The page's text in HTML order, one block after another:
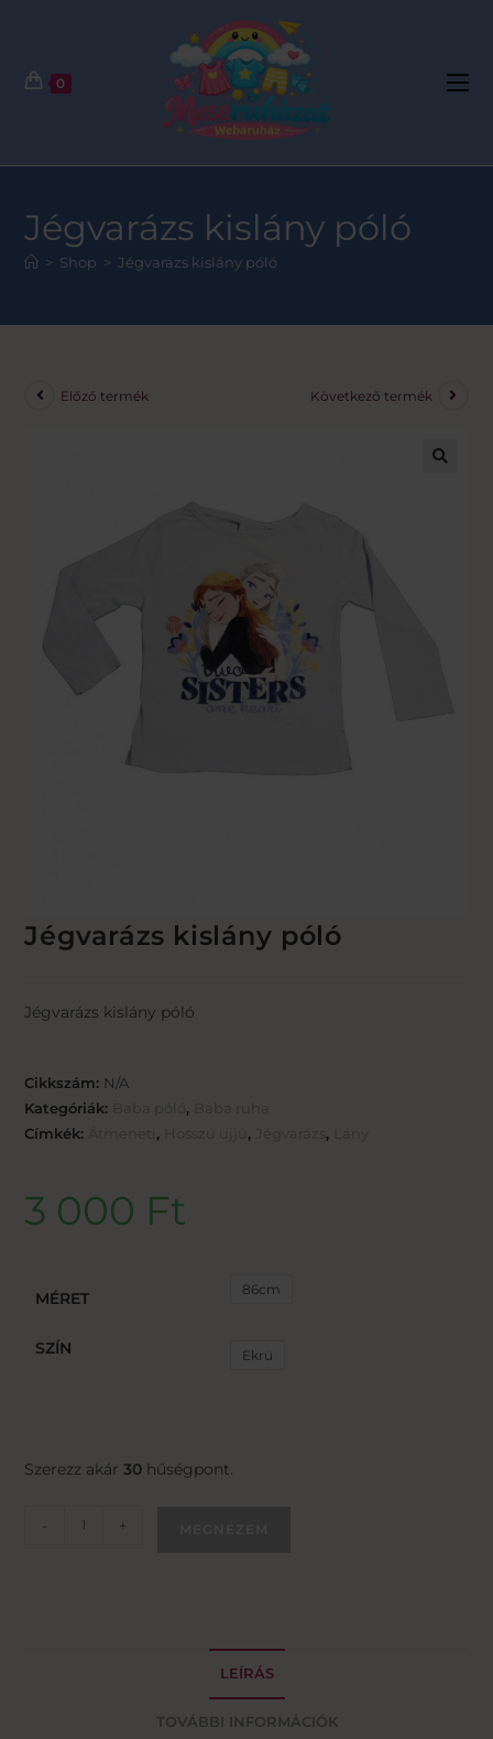
0
Jégvarázs kislány póló
> Shop > Jégvarázs kislány póló
Előző termék Következő termék
Jégvarázs kislány póló
Jégvarázs kislány póló
Cikkszám: N/A
Kategóriák:
,
Címkék:
, , ,
3 000 Ft
MÉRET 86cm
SZÍN Ekrü
Szerezz akár30 hűségpont.
- +
LEÍRÁS
TOVÁBBI INFORMÁCIÓK